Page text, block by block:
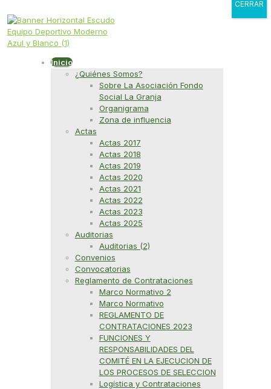
Inicio
¿Quiénes Somos?
Sobre La Asociación Fondo
Social La Granja
Organigrama
Zona de influencia
Actas
Actas 2017
Actas 2018
Actas 2019
Actas 2020
Actas 2021
Actas 2022
Actas 2023
Actas 2025
Auditorias
Auditorias (2)
Convenios
Convocatorias
Reglamento de Contrataciones
Marco Normativo 2
Marco Normativo
REGLAMENTO DE
CONTRATACIONES 2023
FUNCIONES Y
RESPONSABILIDADES DEL
COMITÉ EN LA EJECUCION DE
LOS PROCESOS DE SELECCION
Logística y Contrataciones
CERRAR